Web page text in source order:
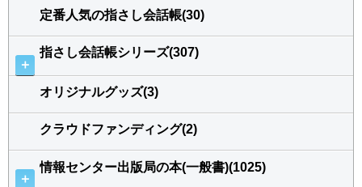
定番人気の指さし会話帳(30)
＋
指さし会話帳シリーズ(307)
オリジナルグッズ(3)
クラウドファンディング(2)
＋
情報センター出版局の本(一般書)(1025)